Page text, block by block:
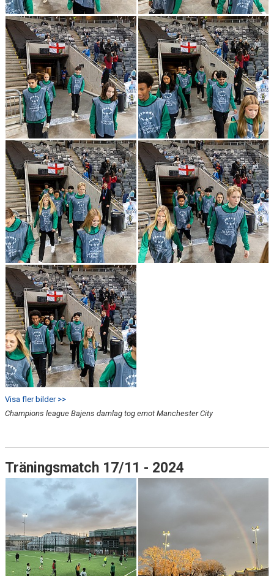
Visa fler bilder >>
Champions league Bajens damlag tog emot Manchester City
Träningsmatch 17/11 - 2024